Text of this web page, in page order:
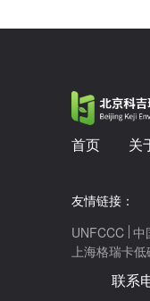
首页 关
友情链接：
UNFCCC 中
上海格瑞卡
联系